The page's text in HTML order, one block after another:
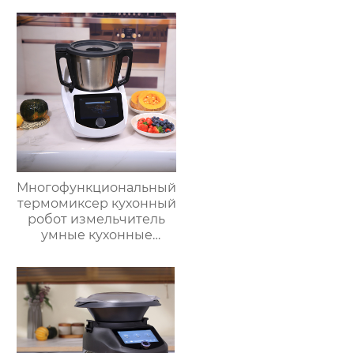
Программируемый /
Предустановленные
рецепты / Миксер
Многофункциональный
термомиксер кухонный
робот измельчитель
умные кухонные
термомиксер Китай
для продажи с
мясорубкой и Wi-Fi